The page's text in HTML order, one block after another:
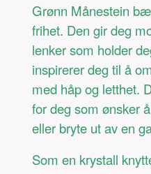
Grønn Månestein
frihet. Den gir deg
lenker som holder
inspirerer deg til å
med håp og letthet.
for deg som ønsker
eller bryte ut av en
Som en krystall